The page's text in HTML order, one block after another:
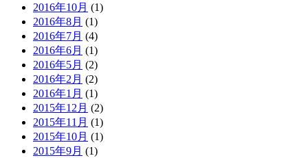
2016年10月 (1)
2016年8月 (1)
2016年7月 (4)
2016年6月 (1)
2016年5月 (2)
2016年2月 (2)
2016年1月 (1)
2015年12月 (2)
2015年11月 (1)
2015年10月 (1)
2015年9月 (1)